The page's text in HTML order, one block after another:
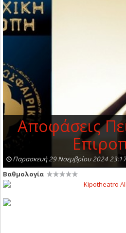
Αποφάσεις
Παρασκευή 29 Νοεμβρίου 2024 23:17
Βαθμολογία